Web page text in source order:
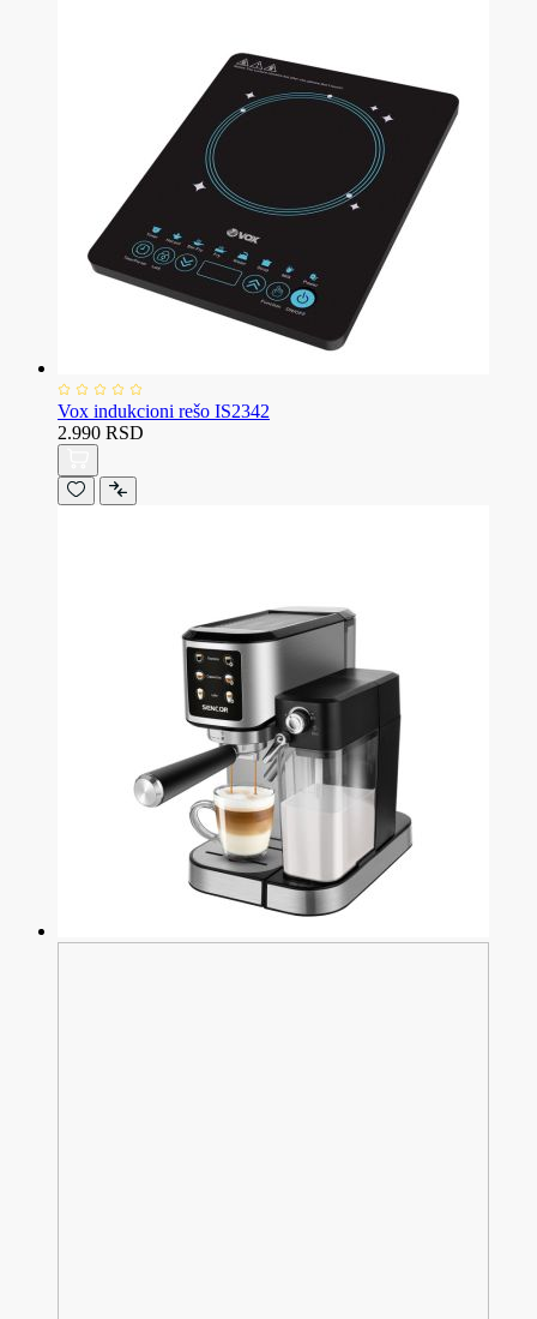
Vox indukcioni rešo IS2342
2.990 RSD